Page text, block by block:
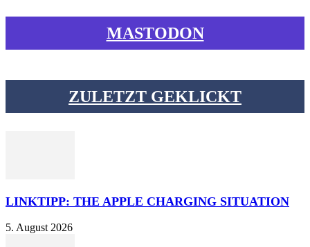
MASTODON
ZULETZT GEKLICKT
LINKTIPP: THE APPLE CHARGING SITUATION
5. August 2026